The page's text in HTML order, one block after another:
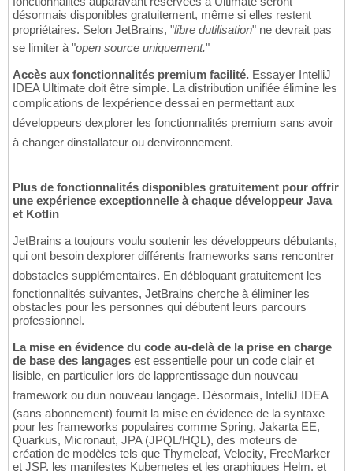
désormais disponibles gratuitement, même si elles restent
propriétaires. Selon JetBrains, "libre dutilisation" ne devrait pas
se limiter à "open source uniquement."
Accès aux fonctionnalités premium facilité. Essayer IntelliJ
IDEA Ultimate doit être simple. La distribution unifiée élimine les
complications de lexpérience dessai en permettant aux
développeurs dexplorer les fonctionnalités premium sans avoir
à changer dinstallateur ou denvironnement.
Plus de fonctionnalités disponibles gratuitement pour offrir
une expérience exceptionnelle à chaque développeur Java
et Kotlin
JetBrains a toujours voulu soutenir les développeurs débutants,
qui ont besoin dexplorer différents frameworks sans rencontrer
dobstacles supplémentaires. En débloquant gratuitement les
fonctionnalités suivantes, JetBrains cherche à éliminer les
obstacles pour les personnes qui débutent leurs parcours
professionnel.
La mise en évidence du code au-delà de la prise en charge
de base des langages est essentielle pour un code clair et
lisible, en particulier lors de lapprentissage dun nouveau
framework ou dun nouveau langage. Désormais, IntelliJ IDEA
(sans abonnement) fournit la mise en évidence de la syntaxe
pour les frameworks populaires comme Spring, Jakarta EE,
Quarkus, Micronaut, JPA (JPQL/HQL), des moteurs de
création de modèles tels que Thymeleaf, Velocity, FreeMarker
et JSP, les manifestes Kubernetes et les graphiques Helm, et